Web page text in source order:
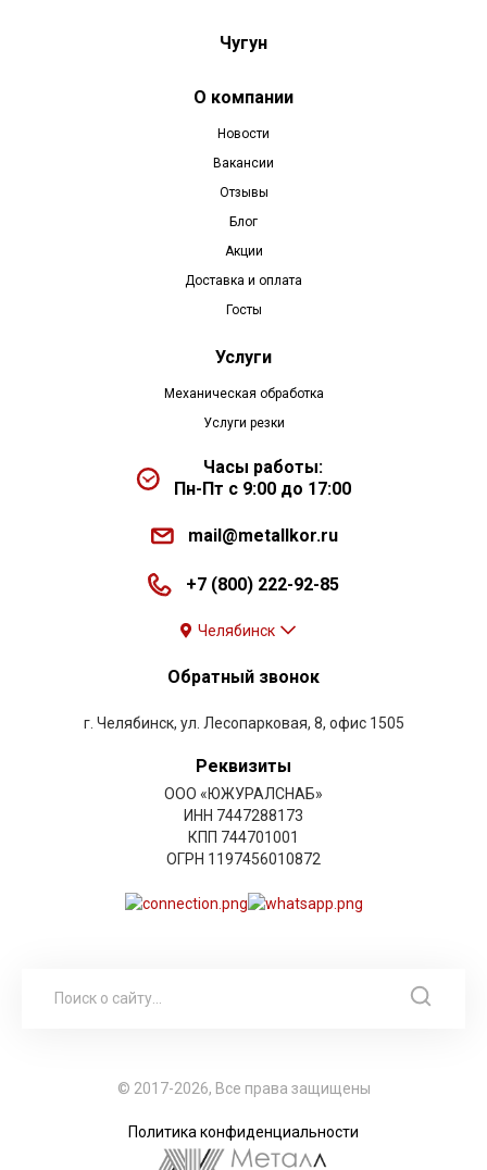
Чугун
О компании
Новости
Вакансии
Отзывы
Блог
Акции
Доставка и оплата
Госты
Услуги
Механическая обработка
Услуги резки
Часы работы:
Пн-Пт с 9:00 до 17:00
mail@metallkor.ru
+7 (800) 222-92-85
Челябинск
Обратный звонок
г. Челябинск, ул. Лесопарковая, 8, офис 1505
Реквизиты
ООО «ЮЖУРАЛСНАБ»
ИНН 7447288173
КПП 744701001
ОГРН 1197456010872
© 2017-2026, Все права защищены
Политика конфиденциальности